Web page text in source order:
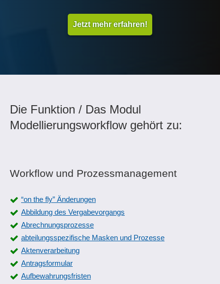
Jetzt mehr erfahren!
Die Funktion / Das Modul
Modellierungsworkflow gehört zu:
Workflow und Prozessmanagement
“on the fly” Änderungen
Abbildung des Vergabevorgangs
Abrechnungsprozesse
abteilungsspezifische Masken und Prozesse
Aktenverarbeitung
Antragsformular
Aufbewahrungsfristen